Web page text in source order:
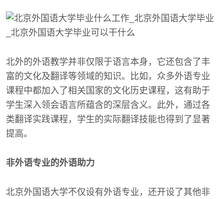
北外的外语教学并非仅限于语言本身，它还包含了丰
富的文化及翻译等领域的知识。比如，众多外语专业
课程中都加入了相关国家的文化历史课程，这有助于
学生深入领会语言所蕴含的深层含义。此外，通过各
类翻译实践课程，学生的实际翻译技能也得到了显著
提高。
非外语专业的外语助力
北京外国语大学不仅设有外语专业，还开设了其他非